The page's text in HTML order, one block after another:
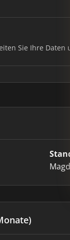
Sie Ihre Daten